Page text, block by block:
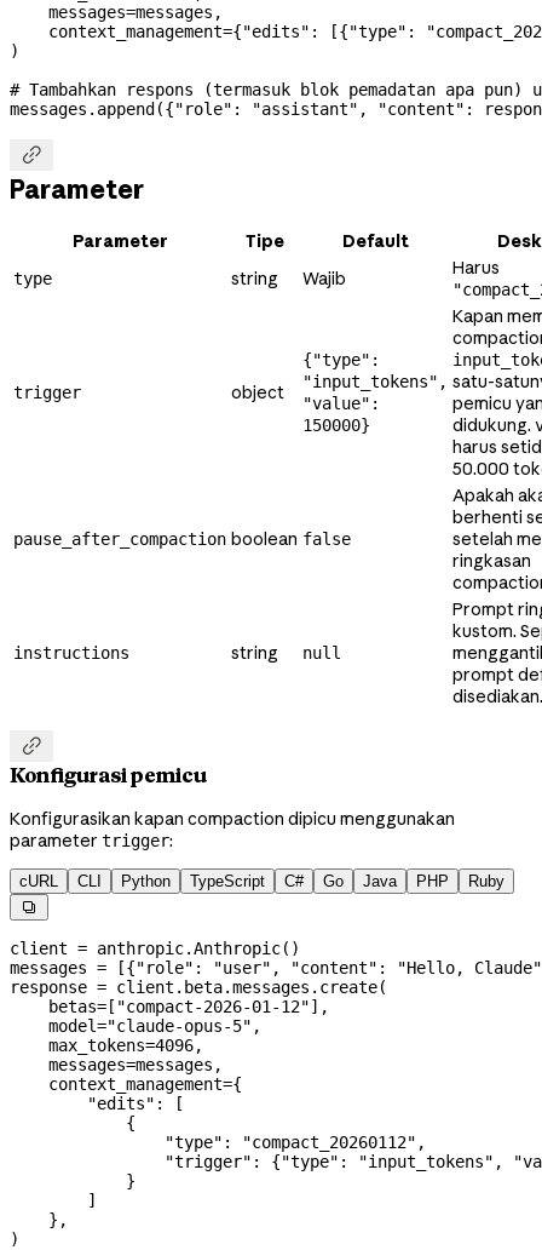
    messages
=messages,
    context_management
={"edits" : [{"type" :
)
# Tambahkan respons (termasuk blok pemadatan apa pun)
messages.append({"role" : "assistant" , "content" :

Parameter
Parameter Tipe Default
type string Wajib Harus
trigger object
{"type":
"input_tokens",
"value":
150000}
Kapan
satu-
pemicu
didukung.
harus
50.000
pause_after_compaction boolean false
Apakah
berhenti
setelah
ringkasan
instructions string null
Prompt
kustom.
prompt
disediakan.

Konfigurasi pemicu
Konfigurasikan kapan compaction dipicu menggunakan
parameter trigger:
cURL CLI Python TypeScript C# Go Java PHP Ruby

client = anthropic.Anthropic()
messages = [{"role" : "user" , "content" :
"Hello, Claude"
response = client.beta.messages.create(
    betas
=[ "compact-2026-01-12"],
    model
="claude-opus-5" ,
    max_tokens
=4096,
    messages
=messages,
    context_management
={
        "edits"
: [
            {
                "type"
: "compact_20260112" ,
                "trigger"
: {"type" : "input_tokens" ,
            }
        ]
    },
)